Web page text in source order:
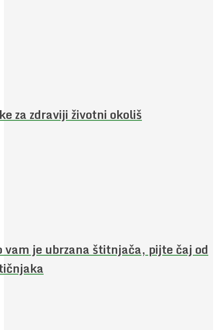
za zdraviji životni okoliš
vam je ubrzana štitnjača, pijte čaj od